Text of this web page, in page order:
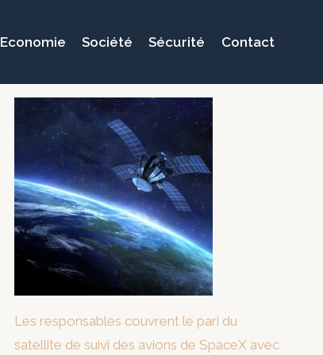
Economie Société Sécurité Contact
Les responsables couvrent le pari du
satellite de suivi des avions de SpaceX avec